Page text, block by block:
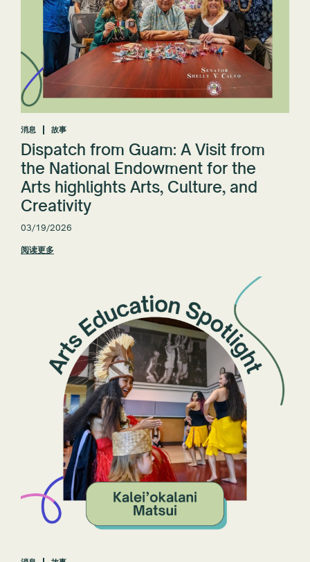
消息 故事
Dispatch from Guam: A Visit from
the National Endowment for the
Arts highlights Arts, Culture, and
Creativity
03/19/2026
阅读更多